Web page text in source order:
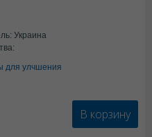
Украина
для улчшения
В корзину